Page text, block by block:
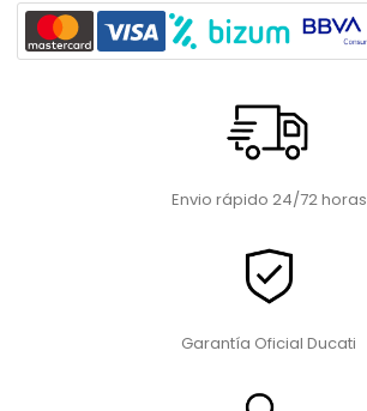
Envio rápido 24/72 horas
Garantía Oficial Ducati